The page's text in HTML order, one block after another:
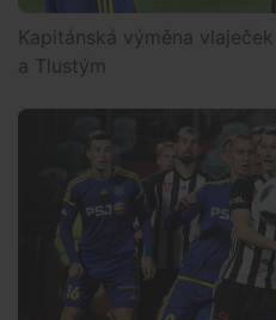
Kapitánská výměna
a Tlustým